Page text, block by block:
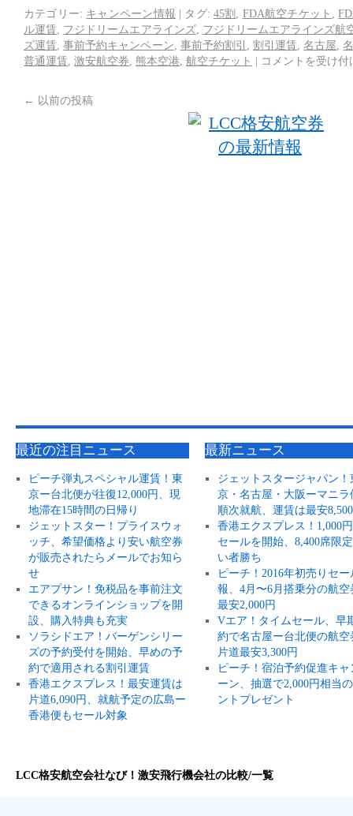
カテゴリー: キャンペーン情報 | タグ: 45割 FDA航空チケット ,
ル運賃
フジドリームエアラインズ, フジドリームエアラインズ航
ズ運賃 ,事前予約キャンペーン 事前予約割引 ,割引運賃 ,名古屋 ,
普通運賃 激安航空券 熊本空港 航空チケット | コメントを受け
← 以前の投稿
最近の注目ニュース
ピーチ弾丸スペシャル運賃！東
京ー台北便が往復12,000円、現
地滞在15時間の日帰り
ジェットスター！プライスウォ
ッチ、希望価格より安い航空券
が販売されたらメールでお知ら
せ
エアプサン！免税品を事前注文
できるオンラインショップを開
設、購入特典も充実
ソラシドエア！バーゲンシリー
ズの予約受付を開始、早めの予
約で適用される割引運賃
香港エクスプレス！最安運賃は
片道6,090円、就航予定の広島ー
香港便もセール対象
最新ニュース
ジェットスタージャパン！
京・名古屋・大阪ーマニラ
順次就航、運賃は最安
香港エクスプレス！1,000
セールを開始、8,400席限
い者勝ち
ピーチ！2016年初売りセー
報、4月〜6月搭乗分の航空
最安2,000円
Vエア！タイムセール、早
約で名古屋ー台北便の航空
片道最安3,300円
ピーチ！宿泊予約促進キャ
ーン、抽選で2,000円相当
ントプレゼント
LCC格安航空会社なび！激安飛行機会社の比較/一覧